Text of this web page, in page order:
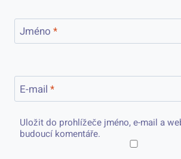
Jméno *
E-mail *
Uložit do prohlížeče jméno, e-mail a
budoucí komentáře.